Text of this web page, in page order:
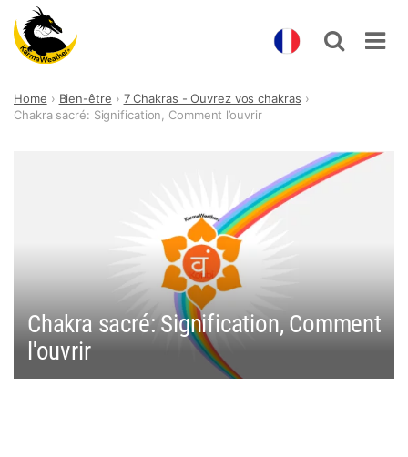
content
Home Bien-être
7 Chakras - Ouvrez vos chakras
Chakra sacré: Signification, Comment l’ouvrir
Chakra sacré: Signification, Comment
l'ouvrir